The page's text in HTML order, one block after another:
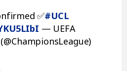
✅#UCL
— UEFA